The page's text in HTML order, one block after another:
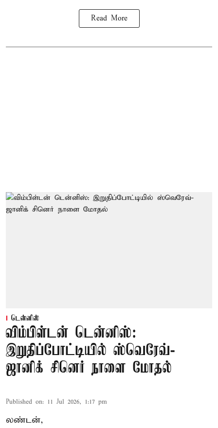
Read More
டென்னிஸ்
விம்பிள்டன் டென்னிஸ்:
இறுதிப்போட்டியில் ஸ்வெரேவ்-
ஜானிக் சினெர் நாளை மோதல்
Published on: 11 Jul 2026, 1:17 pm
லண்டன்,